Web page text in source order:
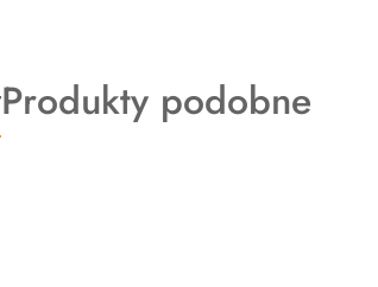
Produkty
o
Produkty podobne